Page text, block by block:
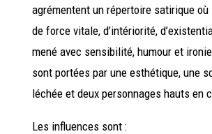
agrémentent un répertoire satirique
de force vitale, d’intériorité,
mené avec sensibilité, humour et
sont portées par une esthétique, une
léchée et deux personnages hauts en
Les influences sont :